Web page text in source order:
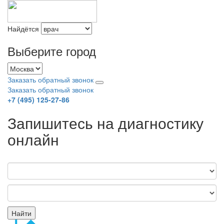
Найдётся
Выберите город
Заказать обратный звонок
Заказать обратный звонок
+7 (495) 125-27-86
Запишитесь на диагностику
онлайн
Найти